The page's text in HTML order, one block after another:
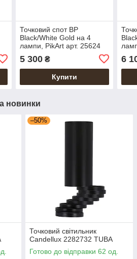
Точковий спот BP
Black/White Gold на 4
лампи, PikArt арт. 25624
5 300₴
Купити
6
новинки
–50%
Точковий світильник
Candellux 2282732 TUBA
Готово до відправки 62 од.